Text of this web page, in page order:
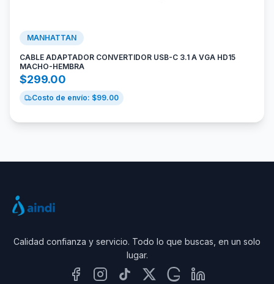
MANHATTAN
CABLE ADAPTADOR CONVERTIDOR USB-C 3.1 A VGA HD15
MACHO-HEMBRA
$299.00
Costo de envío: $99.00
Calidad confianza y servicio. Todo lo que buscas, en un solo
lugar.